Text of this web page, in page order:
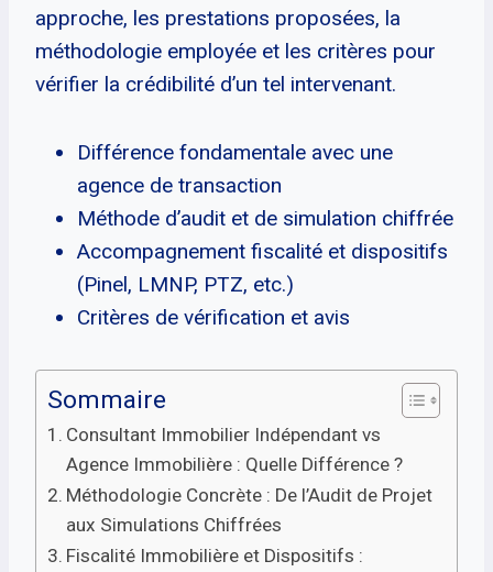
approche, les prestations proposées, la
méthodologie employée et les critères pour
vérifier la crédibilité d’un tel intervenant.
Différence fondamentale avec une
agence de transaction
Méthode d’audit et de simulation chiffrée
Accompagnement fiscalité et dispositifs
(Pinel, LMNP, PTZ, etc.)
Critères de vérification et avis
Sommaire
Consultant Immobilier Indépendant vs
Agence Immobilière : Quelle Différence ?
Méthodologie Concrète : De l’Audit de Projet
aux Simulations Chiffrées
Fiscalité Immobilière et Dispositifs :